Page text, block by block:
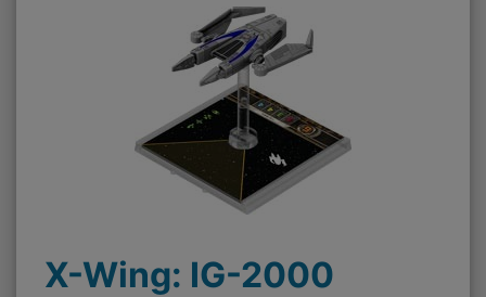
X-Wing: IG-2000